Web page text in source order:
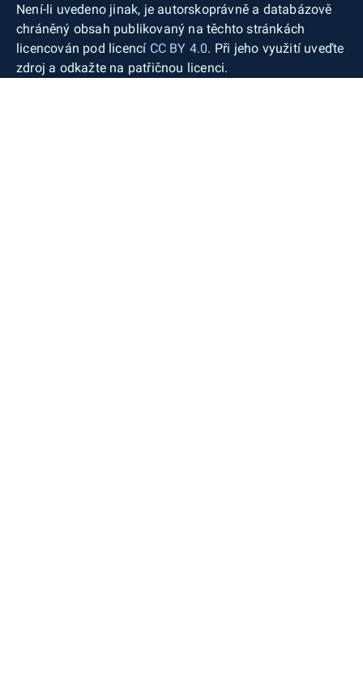
Není-li uvedeno jinak, je autorskoprávně a databázově
chráněný obsah publikovaný na těchto stránkách
licencován pod licencí CC BY 4.0. Při jeho využití uveďte
zdroj a odkažte na patřičnou licenci.